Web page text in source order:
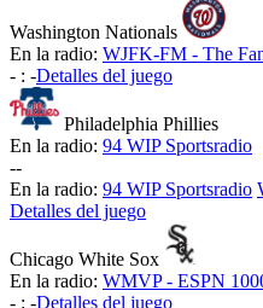
Washington Nationals
En la radio: WJFK-FM - The
- : -Detalles del juego
Philadelphia Phillies
En la radio: 94 WIP Sportsradio
--
En la radio: 94 WIP Sportsradio
Detalles del juego
Chicago White Sox
En la radio: WMVP - ESPN
- : -Detalles del juego